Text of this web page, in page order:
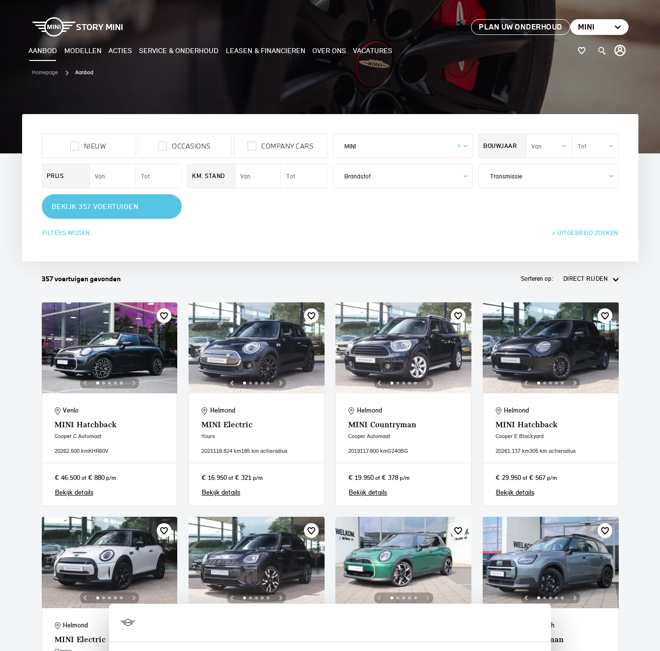
STORY MINI PLAN UW ONDERHOUD MINI
AANBOD MODELLEN
MINI ACEMAN ELECTRIC
MINI COUNTRYMAN ELECTRIC
JOHN COOPER WORKS
ELECTRIC
MINI COOPER CABRIO
MINI COOPER 5-DEURS
ACTIES SERVICE & ONDERHOUD LEASEN & FINANCIEREN OVER ONS VACATURES
Homepage Aanbod
NIEUW OCCASIONS COMPANY CARS BOUWJAAR
PRIJS KM. STAND
BEKIJK 357 VOERTUIGEN
FILTERS WISSEN + UITGEBREID ZOEKEN
357voertuigen gevonden Sorteren op: DIRECT RIJDEN
Venlo
MINI Hatchback
Cooper C Automaat
20262.500 kmKHR60V
€ 46.500of € 880p/m
Bekijk details
Helmond
MINI Electric
Yours
2021118.824 km185 km actieradius
€ 16.950of € 321p/m
Bekijk details
Helmond
MINI Countryman
Cooper Automaat
2019117.800 kmG240BG
€ 19.950 of€ 378 p/m
Bekijk details
Helmond
MINI Hatchback
Cooper E Blackyard
20261.137 km305 km actieradius
€ 29.950of € 567p/m
Bekijk details
Helmond
MINI Electric MINI Countryman MINI Hatchback
's-Hertogenbosch
MINI Countryman